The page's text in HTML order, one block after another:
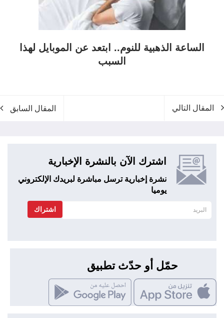
الساعة الذهبية للنوم.. ابتعد عن الموبايل لهذا
السبب
المقال التالي المقال السابق
اشترك الآن بالنشرة الإخبارية
نشرة إخبارية ترسل مباشرة لبريدك الإلكتروني
يوميا
اشتراك
حمّل أو حدّث تطبيق